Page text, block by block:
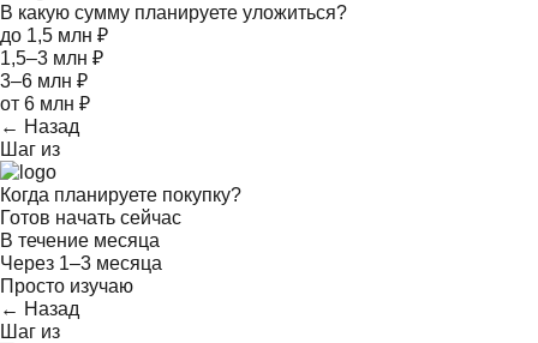
В какую сумму планируете уложиться?
до 1,5 млн ₽
1,5–3 млн ₽
3–6 млн ₽
от 6 млн ₽
← Назад
Шаг из
Когда планируете покупку?
Готов начать сейчас
В течение месяца
Через 1–3 месяца
Просто изучаю
← Назад
Шаг из